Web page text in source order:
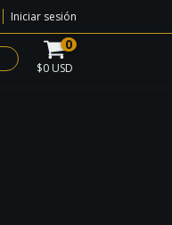
Iniciar sesión
0
$0 USD